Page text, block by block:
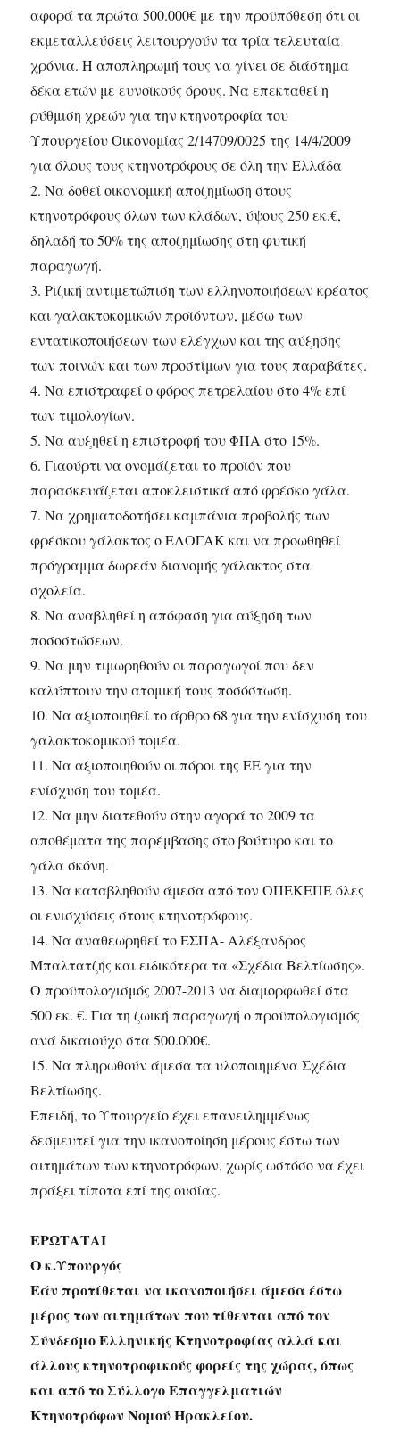
αφορά τα πρώτα 500.000€ με την προϋπόθεση ότι οι
εκμεταλλεύσεις λειτουργούν τα τρία τελευταία
χρόνια. Η αποπληρωμή τους να γίνει σε διάστημα
δέκα ετών με ευνοϊκούς όρους. Να επεκταθεί η
ρύθμιση χρεών για την κτηνοτροφία του
Υπουργείου Οικονομίας 2/14709/0025 της 14/4/2009
για όλους τους κτηνοτρόφους σε όλη την Ελλάδα
2. Να δοθεί οικονομική αποζημίωση στους
κτηνοτρόφους όλων των κλάδων, ύψους 250 εκ.€,
δηλαδή το 50% της αποζημίωσης στη φυτική
παραγωγή.
3. Ριζική αντιμετώπιση των ελληνοποιήσεων κρέατος
και γαλακτοκομικών προϊόντων, μέσω των
εντατικοποιήσεων των ελέγχων και της αύξησης
των ποινών και των προστίμων για τους παραβάτες.
4. Να επιστραφεί ο φόρος πετρελαίου στο 4% επί
των τιμολογίων.
5. Να αυξηθεί η επιστροφή του ΦΠΑ στο 15%.
6. Γιαούρτι να ονομάζεται το προϊόν που
παρασκευάζεται αποκλειστικά από φρέσκο γάλα.
7. Να χρηματοδοτήσει καμπάνια προβολής των
φρέσκου γάλακτος ο ΕΛΟΓΑΚ και να προωθηθεί
πρόγραμμα δωρεάν διανομής γάλακτος στα
σχολεία.
8. Να αναβληθεί η απόφαση για αύξηση των
ποσοστώσεων.
9. Να μην τιμωρηθούν οι παραγωγοί που δεν
καλύπτουν την ατομική τους ποσόστωση.
10. Να αξιοποιηθεί το άρθρο 68 για την ενίσχυση του
γαλακτοκομικού τομέα.
11. Να αξιοποιηθούν οι πόροι της ΕΕ για την
ενίσχυση του τομέα.
12. Να μην διατεθούν στην αγορά το 2009 τα
αποθέματα της παρέμβασης στο βούτυρο και το
γάλα σκόνη.
13. Να καταβληθούν άμεσα από τον ΟΠΕΚΕΠΕ όλες
οι ενισχύσεις στους κτηνοτρόφους.
14. Να αναθεωρηθεί το ΕΣΠΑ- Αλέξανδρος
Μπαλτατζής και ειδικότερα τα «Σχέδια Βελτίωσης».
Ο προϋπολογισμός 2007-2013 να διαμορφωθεί στα
500 εκ. €. Για τη ζωική παραγωγή ο προϋπολογισμός
ανά δικαιούχο στα 500.000€.
15. Να πληρωθούν άμεσα τα υλοποιημένα Σχέδια
Βελτίωσης.
Επειδή, το Υπουργείο έχει επανειλημμένως
δεσμευτεί για την ικανοποίηση μέρους έστω των
αιτημάτων των κτηνοτρόφων, χωρίς ωστόσο να έχει
πράξει τίποτα επί της ουσίας.
ΕΡΩΤΑΤΑΙ
Ο κ.Υπουργός
Εάν προτίθεται να ικανοποιήσει άμεσα έστω
μέρος των αιτημάτων που τίθενται από τον
Σύνδεσμο Ελληνικής Κτηνοτροφίας αλλά και
άλλους κτηνοτροφικούς φορείς της χώρας, όπως
και από το Σύλλογο Επαγγελματιών
Κτηνοτρόφων Νομού Ηρακλείου.